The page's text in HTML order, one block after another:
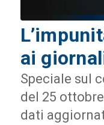
ai
Speciale sul
del 25
dati